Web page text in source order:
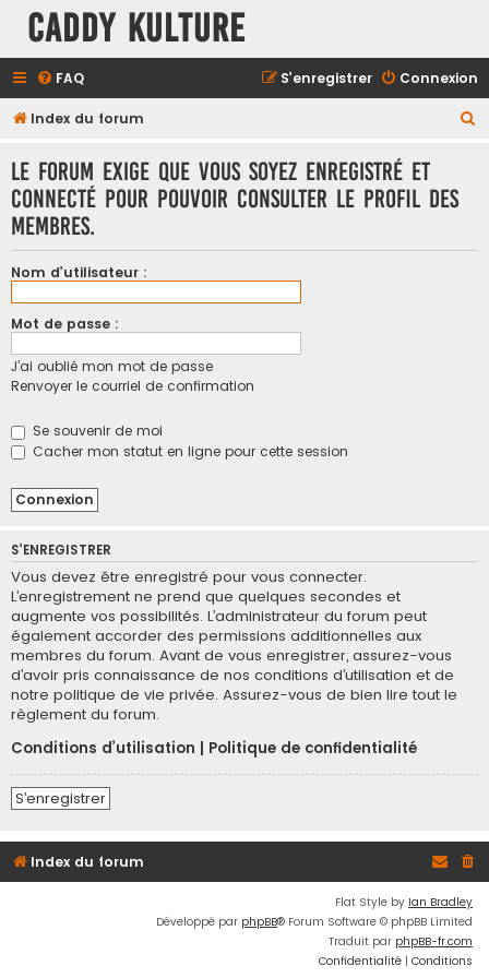
Caddy Kulture
FAQ Connexion
S’enregistrer
Index du forum
Le forum exige que vous soyez enregistré et
connecté pour pouvoir consulter le profil des
membres.
Nom d’utilisateur :
Mot de passe :
J’ai oublié mon mot de passe
Renvoyer le courriel de confirmation
Se souvenir de moi
Cacher mon statut en ligne pour cette session
S’ENREGISTRER
Vous devez être enregistré pour vous connecter.
L’enregistrement ne prend que quelques secondes et
augmente vos possibilités. L’administrateur du forum peut
également accorder des permissions additionnelles aux
membres du forum. Avant de vous enregistrer, assurez-vous
d’avoir pris connaissance de nos conditions d’utilisation et de
notre politique de vie privée. Assurez-vous de bien lire tout le
règlement du forum.
Conditions d’utilisation
Politique de confidentialité
S’enregistrer
Index du forum
Flat Style by Ian Bradley
Développé par phpBB® Forum Software © phpBB Limited
Traduit par phpBB-fr.com
Confidentialité | Conditions